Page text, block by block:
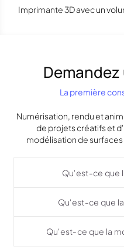
Imprimante 3D avec un
Demandez
La première
Numérisation, rendu et
de projets créatifs et
modélisation de
Qu'est-ce que
Qu'est-ce que
Qu'est-ce que la